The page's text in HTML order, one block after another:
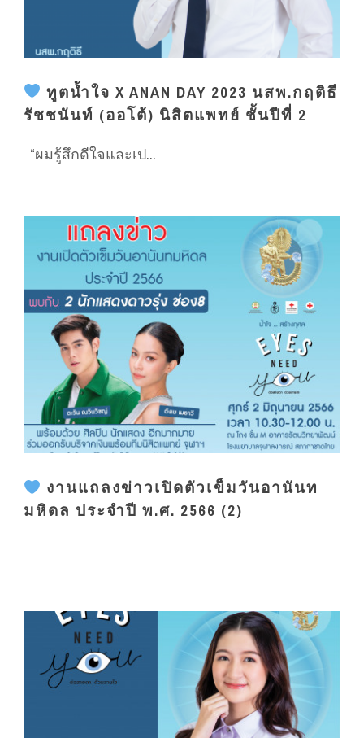
ทูตน้ำใจ X ANAN DAY 2023 นสพ.กฤติธี
รัชชนันท์ (ออโต้) นิสิตแพทย์ ชั้นปีที่ 2
“ผมรู้สึกดีใจและเป...
งานแถลงข่าวเปิดตัวเข็มวันอานันท
มหิดล ประจำปี พ.ศ. 2566 (2)